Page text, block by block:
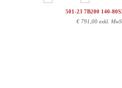
501-23 7B200 140-
€ 791,00 exkl.